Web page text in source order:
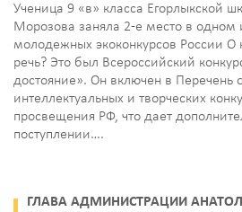
Ученица 9 «в» класса Егорлыкской
Морозова заняла 2-е место в одном
молодежных экоконкурсов России О
речь? Это был Всероссийский
достояние». Он включен в Перечень
интеллектуальных и творческих
просвещения РФ, что дает
поступлении….
ГЛАВА АДМИНИСТРАЦИИ